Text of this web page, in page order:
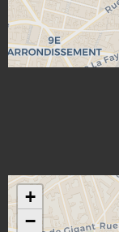
+
−